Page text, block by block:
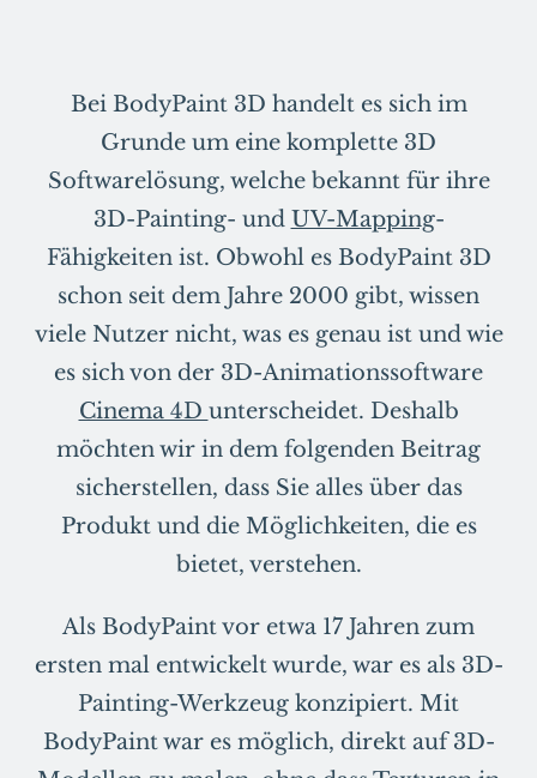
Bei BodyPaint 3D handelt es sich im
Grunde um eine komplette 3D
Softwarelösung, welche bekannt für ihre
3D-Painting- und UV-Mapping-
Fähigkeiten ist. Obwohl es BodyPaint 3D
schon seit dem Jahre 2000 gibt, wissen
viele Nutzer nicht, was es genau ist und wie
es sich von der 3D-Animationssoftware
Cinema 4D unterscheidet. Deshalb
möchten wir in dem folgenden Beitrag
sicherstellen, dass Sie alles über das
Produkt und die Möglichkeiten, die es
bietet, verstehen.
Als BodyPaint vor etwa 17 Jahren zum
ersten mal entwickelt wurde, war es als 3D-
Painting-Werkzeug konzipiert. Mit
BodyPaint war es möglich, direkt auf 3D-